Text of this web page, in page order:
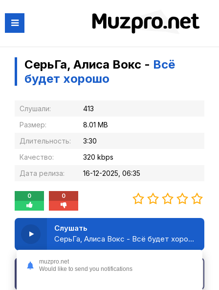
СерьГа, Алиса Вокс - Всё
будет хорошо
Слушали:
413
Размер:
8.01 MB
Длительность:
3:30
Качество:
320 kbps
Дата релиза:
16-12-2025, 06:35
0 0
Слушать
СерьГа, Алиса Вокс - Всё будет хорошо
Скачать трек
muzpro.net
Would like to send you notifications